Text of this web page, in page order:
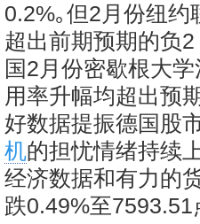
0.2%｡但2月份纽
超出前期预期的负
国2月份密歇根大
用率升幅均超出预
好数据提振德国股
机的担忧情绪持续
经济数据和有力的
跌0.49%至7593.51